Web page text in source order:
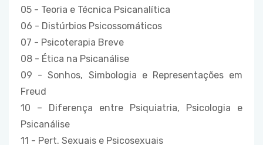
05 - Teoria e Técnica Psicanalítica
06 - Distúrbios Psicossomáticos
07 - Psicoterapia Breve
08 - Ética na Psicanálise
09 - Sonhos, Simbologia e Representações em
Freud
10 – Diferença entre Psiquiatria, Psicologia e
Psicanálise
11 - Pert. Sexuais e Psicosexuais